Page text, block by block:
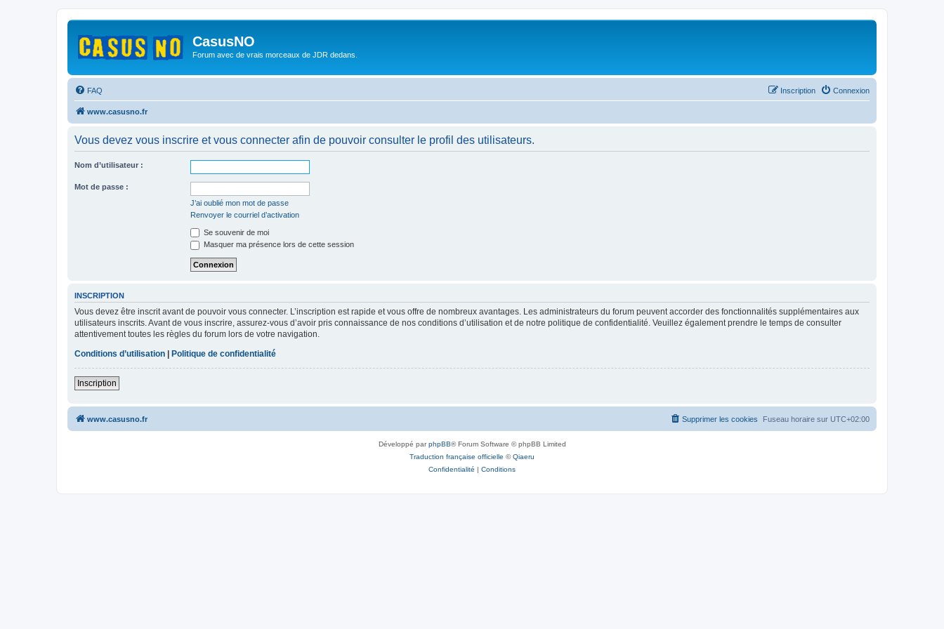
CasusNO
Forum avec de vrais morceaux de JDR dedans.
FAQ Connexion
Inscription
www.casusno.fr
Vous devez vous inscrire et vous connecter afin de pouvoir consulter le profil des utilisateurs.
Nom d’utilisateur :
Mot de passe :
J’ai oublié mon mot de passe
Renvoyer le courriel d’activation
Se souvenir de moi
Masquer ma présence lors de cette session
INSCRIPTION
Vous devez être inscrit avant de pouvoir vous connecter. L’inscription est rapide et vous offre de nombreux avantages. Les administrateurs du forum peuvent accorder des fonctionnalités supplémentaires aux
utilisateurs inscrits. Avant de vous inscrire, assurez-vous d’avoir pris connaissance de nos conditions d’utilisation et de notre politique de confidentialité. Veuillez également prendre le temps de consulter
attentivement toutes les règles du forum lors de votre navigation.
Conditions d’utilisation
Politique de confidentialité
Inscription
www.casusno.fr Fuseau horaire sur UTC+02:00
Supprimer les cookies
Développé parphpBB® Forum Software © phpBB Limited
Traduction française officielle ©Qiaeru
Confidentialité | Conditions